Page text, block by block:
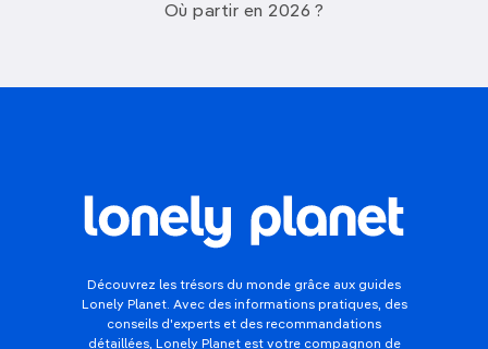
Où partir en 2026 ?
Découvrez les trésors du monde grâce aux guides
Lonely Planet. Avec des informations pratiques, des
conseils d'experts et des recommandations
détaillées, Lonely Planet est votre compagnon de